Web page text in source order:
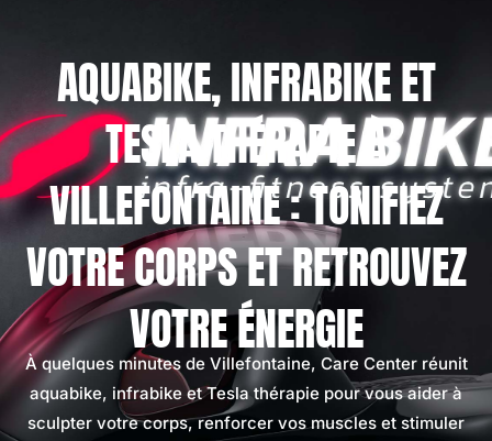
AQUABIKE, INFRABIKE ET
TESLA THÉRAPIE À
VILLEFONTAINE : TONIFIEZ
VOTRE CORPS ET RETROUVEZ
VOTRE ÉNERGIE
À quelques minutes de Villefontaine, Care Center réunit
aquabike, infrabike et Tesla thérapie pour vous aider à
sculpter votre corps, renforcer vos muscles et stimuler